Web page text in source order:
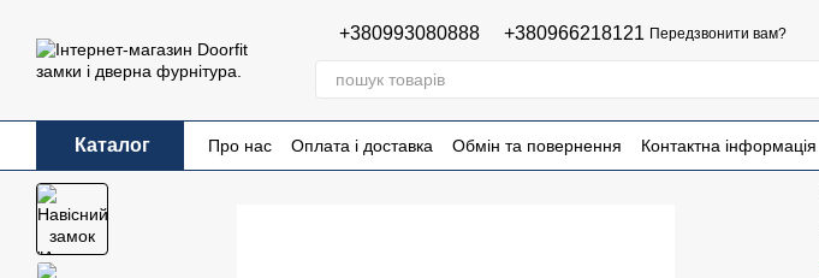
+380993080888 +380966218121 Передзвонити вам?
Каталог Про нас Оплата і доставка Обмін та повернення Контактна інформація
Публічна оферта